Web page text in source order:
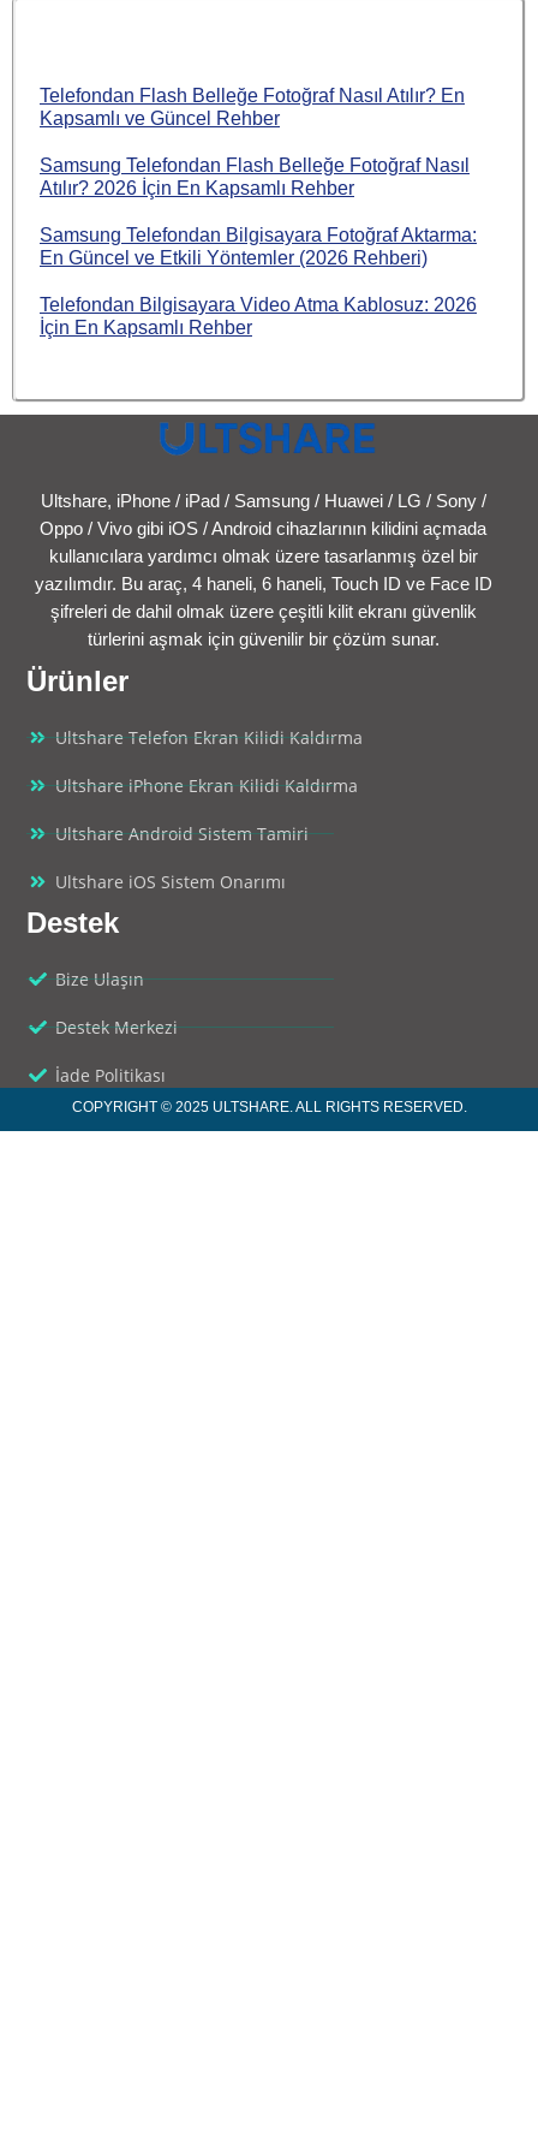
Telefondan Flash Belleğe Fotoğraf Nasıl Atılır? En
Kapsamlı ve Güncel Rehber
Samsung Telefondan Flash Belleğe Fotoğraf Nasıl
Atılır? 2026 İçin En Kapsamlı Rehber
Samsung Telefondan Bilgisayara Fotoğraf Aktarma:
En Güncel ve Etkili Yöntemler (2026 Rehberi)
Telefondan Bilgisayara Video Atma Kablosuz: 2026
İçin En Kapsamlı Rehber
Ultshare, iPhone / iPad / Samsung / Huawei / LG / Sony /
Oppo / Vivo gibi iOS / Android cihazlarının kilidini açmada
kullanıcılara yardımcı olmak üzere tasarlanmış özel bir
yazılımdır. Bu araç, 4 haneli, 6 haneli, Touch ID ve Face ID
şifreleri de dahil olmak üzere çeşitli kilit ekranı güvenlik
türlerini aşmak için güvenilir bir çözüm sunar.
Ürünler
Ultshare Telefon Ekran Kilidi Kaldırma
Ultshare iPhone Ekran Kilidi Kaldırma
Ultshare Android Sistem Tamiri
Ultshare iOS Sistem Onarımı
Destek
Bize Ulaşın
Destek Merkezi
İade Politikası
COPYRIGHT © 2025 ULTSHARE. ALL RIGHTS RESERVED.